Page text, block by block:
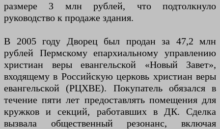
размере 3 млн рублей, что подтолкнуло
руководство к продаже здания.
В 2005 году Дворец был продан за 47,2 млн
рублей Пермскому епархиальному управлению
христиан веры евангельской «Новый Завет»,
входящему в Российскую церковь христиан веры
евангельской (РЦХВЕ). Покупатель обязался в
течение пяти лет предоставлять помещения для
кружков и секций, работавших в ДК. Сделка
вызвала общественный резонанс, включая